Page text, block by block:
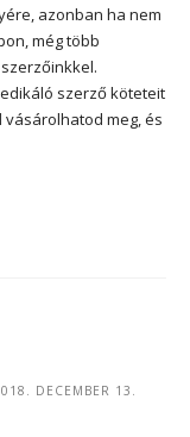
azonban ha nem
még több
szerző köteteit
meg, és
DECEMBER 13.